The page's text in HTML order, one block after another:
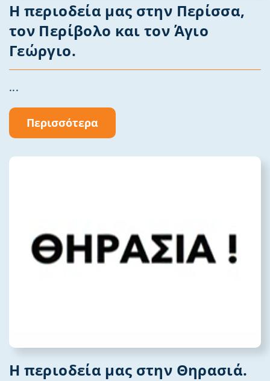
Η περιοδεία μας στην Περίσσα,
τον Περίβολο και τον Άγιο
Γεώργιο.
...
Περισσότερα
Η περιοδεία μας στην Θηρασιά.